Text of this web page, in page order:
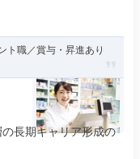
ト職／賞与・昇進あり
長期キャリア形成の